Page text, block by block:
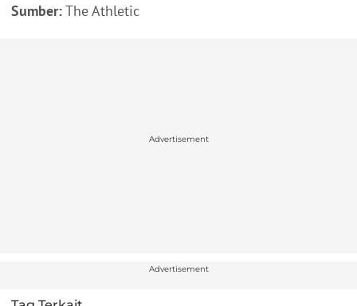
Sumber:The Athletic
Advertisement
Advertisement